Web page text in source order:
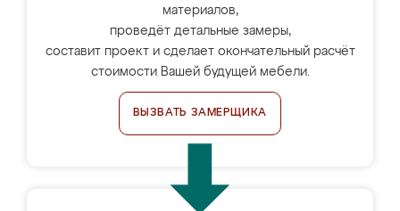
материалов,
проведёт детальные замеры,
составит проект и сделает окончательный расчёт
стоимости Вашей будущей мебели.
ВЫЗВАТЬ ЗАМЕРЩИКА